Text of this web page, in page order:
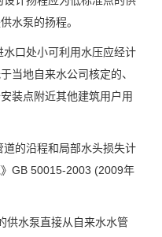
水泵的扬程。
口处小可利用水压应经计
当地自来水公司核定的、
装点附近其他建筑用户用
的沿程和局部水头损失计
GB 50015-2003 (2009年
供水泵直接从自来水水管